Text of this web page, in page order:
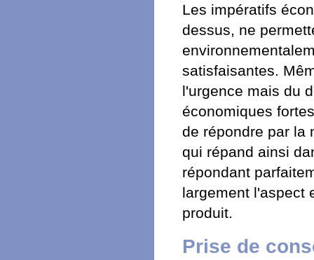
Les impératifs
dessus, ne
satisfaisantes.
l'urgence mais du
économiques
de répondre par la
qui répand ainsi
répondant
largement l'aspect
produit.
Prise de